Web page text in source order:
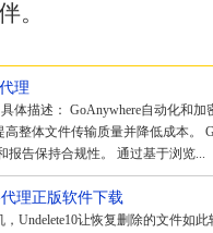
。
理
具体描述： GoAnywhere自动化和
整体文件传输质量并降低成本。
报告保持合规性。 通过基于浏览...
理正版软件下载
Undelete10让恢复删除的文件如